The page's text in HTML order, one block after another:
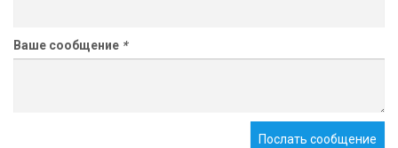
Ваше сообщение *
Послать сообщение